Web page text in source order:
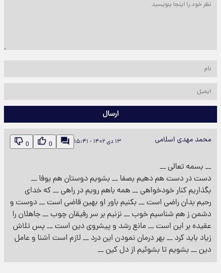
ارسال
محمد مهدی اسلامی ۱۳ دی ۱۴۰۲ - ۱۵:۴۱
__ بسمه تعالی __
دست در دست هم دهیم بصفا __ بشویم دوستان هم بوفا __
بگذاریم کنار خودخواهی __ همه باهم رویم در راهی __ که خدای
رحیم بدان راضی است __ بکنیم باور او بهین قاضی است __ دوست و
دشمن ز هم شناسیم خوب __ نزنیم بر سر رفیقان چوب __ جاهلان را
عقیده بر این است __ مانع رشد و پیشروی دین است __ پس تلاش
زیاد باید کرد __ بهر درمان نمودن این درد __ لازم است آشنا و عامل
دین __ بشویم تا بشوئیم از دل کین __